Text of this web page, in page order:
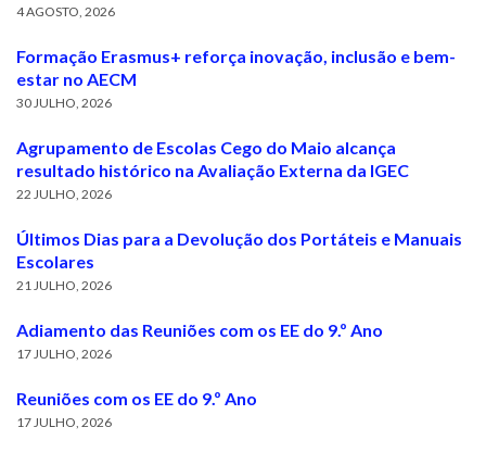
4 AGOSTO, 2026
Formação Erasmus+ reforça inovação, inclusão e bem-
estar no AECM
30 JULHO, 2026
Agrupamento de Escolas Cego do Maio alcança
resultado histórico na Avaliação Externa da IGEC
22 JULHO, 2026
Últimos Dias para a Devolução dos Portáteis e Manuais
Escolares
21 JULHO, 2026
Adiamento das Reuniões com os EE do 9.º Ano
17 JULHO, 2026
Reuniões com os EE do 9.º Ano
17 JULHO, 2026